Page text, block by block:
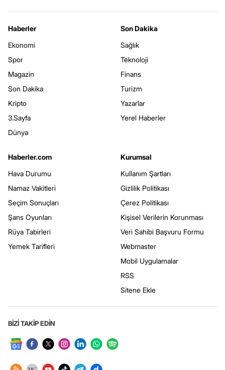
Haberler
Ekonomi
Spor
Magazin
Son Dakika
Kripto
3.Sayfa
Dünya
Son Dakika
Sağlık
Teknoloji
Finans
Turizm
Yazarlar
Yerel Haberler
Haberler.com
Hava Durumu
Namaz Vakitleri
Seçim Sonuçları
Şans Oyunları
Rüya Tabirleri
Yemek Tarifleri
Kurumsal
Kullanım Şartları
Gizlilik Politikası
Çerez Politikası
Kişisel Verilerin Korunması
Veri Sahibi Başvuru Formu
Webmaster
Mobil Uygulamalar
RSS
Sitene Ekle
BİZİ TAKİP EDİN